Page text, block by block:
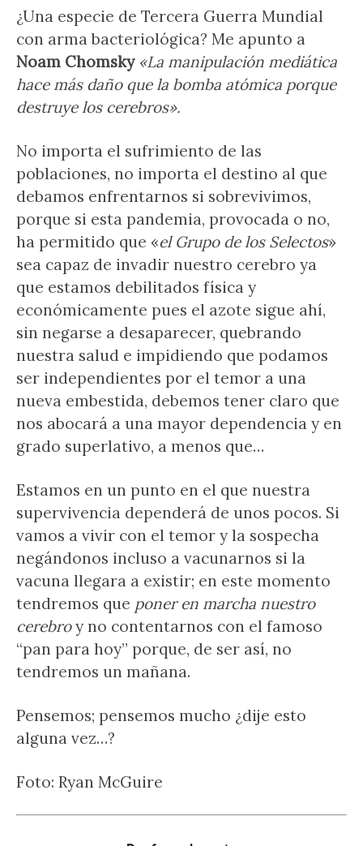
¿Una especie de Tercera Guerra Mundial
con arma bacteriológica? Me apunto a
Noam Chomsky «La manipulación mediática
hace más daño que la bomba atómica porque
destruye los cerebros».
No importa el sufrimiento de las
poblaciones, no importa el destino al que
debamos enfrentarnos si sobrevivimos,
porque si esta pandemia, provocada o no,
ha permitido que «el Grupo de los Selectos»
sea capaz de invadir nuestro cerebro ya
que estamos debilitados física y
económicamente pues el azote sigue ahí,
sin negarse a desaparecer, quebrando
nuestra salud e impidiendo que podamos
ser independientes por el temor a una
nueva embestida, debemos tener claro que
nos abocará a una mayor dependencia y en
grado superlativo, a menos que…
Estamos en un punto en el que nuestra
supervivencia dependerá de unos pocos. Si
vamos a vivir con el temor y la sospecha
negándonos incluso a vacunarnos si la
vacuna llegara a existir; en este momento
tendremos que poner en marcha nuestro
cerebroy no contentarnos con el famoso
“pan para hoy” porque, de ser así, no
tendremos un mañana.
Pensemos; pensemos mucho ¿dije esto
alguna vez…?
Foto: Ryan McGuire